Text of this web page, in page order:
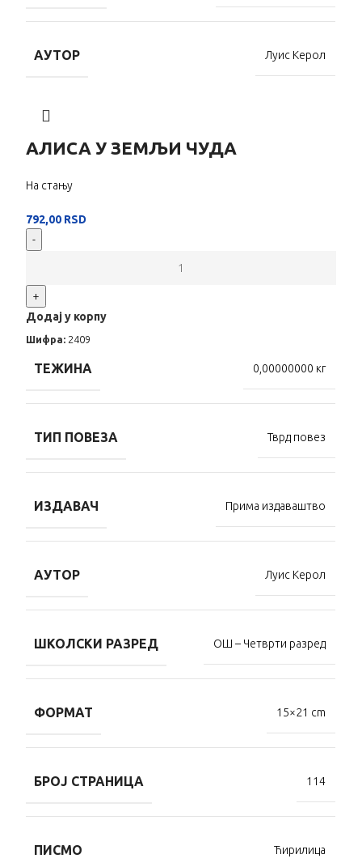
АУТОР Луис Керол
АЛИСА У ЗЕМЉИ ЧУДА
На стању
792,00 RSD
-
+
Додај у корпу
Шифра: 2409
ТЕЖИНА 0,00000000 кг
ТИП ПОВЕЗА Тврд повез
ИЗДАВАЧ Прима издаваштво
АУТОР Луис Керол
ШКОЛСКИ РАЗРЕД ОШ – Четврти разред
ФОРМАТ 15×21 cm
БРОЈ СТРАНИЦА 114
ПИСМО Ћирилица